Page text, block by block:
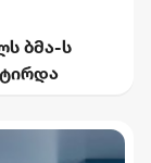
ბმა-ს